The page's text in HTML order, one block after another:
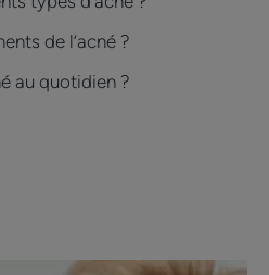
de l’acné ?
au quotidien ?